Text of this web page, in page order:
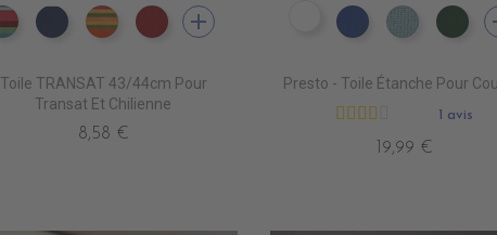
DT0013 CARACAS FUSHIA
DT0026 LEVANT BLEU
DT0014 SAOPAULO FUSHI
DT0027 LEVANT ROUGE
add
Toile TRANSAT 43/44cm Pour
Transat Et Chilienne
8,58 €
DW0001 NAVY
DW0005 ROYAL
DW0009
Presto - Toile Étanche Pour
1 avis
19,99 €